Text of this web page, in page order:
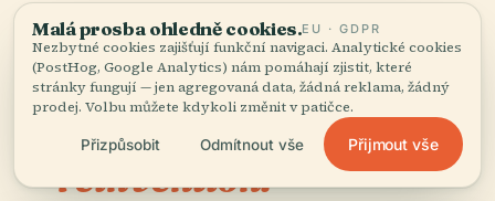
Data restaurací poskytuje Google
A history of
reinvention.
Malá prosba ohledně cookies.EU · GDPR
Nezbytné cookies zajišťují funkční navigaci. Analytické cookies
(PostHog, Google Analytics) nám pomáhají zjistit, které
stránky fungují — jen agregovaná data, žádná reklama, žádný
prodej. Volbu můžete kdykoli změnit v patičce.
Přizpůsobit Odmítnout vše Přijmout vše